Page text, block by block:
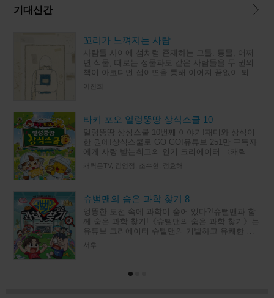
기대신간
꼬리가 느껴지는 사람
사람들 사이에 섬처럼 존재하는 그들. 동물, 어쩌
면 식물, 때로는 정물과도 같은 사람들을 두 권의
책이 아코디언 접이면을 통해 이어져 끝없이 되풀
이진희
타키 포오 얼렁뚱땅 상식스쿨 10
얼렁뚱땅 상싱스쿨 10번째 이야기!재미와 상식이
한 권에!상식스쿨로 GO GO!유튜브 251만 구독자
에게 사랑 받는최고의 인기 크리에이터 〈캐릭온
TV〉의초등 상식 학습 스토리북 10번째 이야기!허
캐릭온TV, 김언정, 조수현, 정효해
슈뻘맨의 숨은 과학 찾기 8
엉뚱한 도전 속에 과학이 숨어 있다?!슈뻘맨과 함
께 숨은 과학 찾기!《슈뻘맨의 숨은 과학 찾기》는
유튜브 크리에이터 슈뻘맨의 기발하고 유쾌한 도
전을 함께하며, 그 속에 숨은 과학 원리와 상식을
서후